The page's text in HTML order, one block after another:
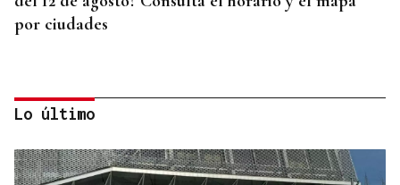
por ciudades
Lo último